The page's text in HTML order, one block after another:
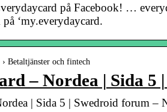
på Facebook! …
‘my.everydaycard.
Betaltjänster och fintech
– Nordea | Sida 5
| Sida 5 | Swedroid forum –